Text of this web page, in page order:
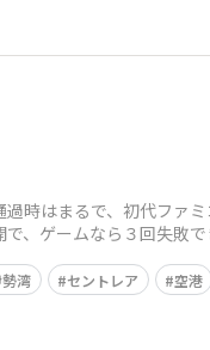
時はまるで、初代ファ
、ゲームなら３回失敗
湾 セントレア 空港